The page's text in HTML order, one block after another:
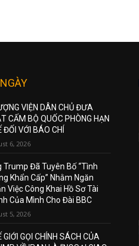
VIỆN DÂN CHỦ ĐƯA
CẤM BỘ QUỐC PHÒNG HẠN
ĐỐI VỚI BÁO CHÍ
6, 2026
Trump Đã Tuyên Bố “Tình
Khẩn Cấp” Nhằm Ngăn
Việc Công Khai Hồ Sơ Tài
Của Mình Cho Đài BBC
5, 2026
GIỚI GỌI CHÍNH SÁCH CỦA